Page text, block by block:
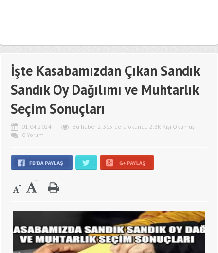
İşte Kasabamızdan Çıkan Sandık
Sandık Oy Dağılımı ve Muhtarlık
Seçim Sonuçları
01.04.2024
Bu haber 2.305 defa okundu 2.3K Kişi Okumuş
0 Yorum